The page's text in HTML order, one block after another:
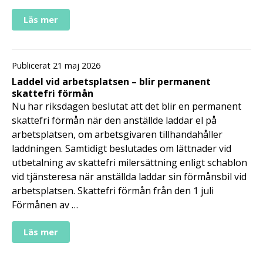
Läs mer
Publicerat 21 maj 2026
Laddel vid arbetsplatsen – blir permanent
skattefri förmån
Nu har riksdagen beslutat att det blir en permanent
skattefri förmån när den anställde laddar el på
arbetsplatsen, om arbetsgivaren tillhandahåller
laddningen. Samtidigt beslutades om lättnader vid
utbetalning av skattefri milersättning enligt schablon
vid tjänsteresa när anställda laddar sin förmånsbil vid
arbetsplatsen. Skattefri förmån från den 1 juli
Förmånen av …
Läs mer